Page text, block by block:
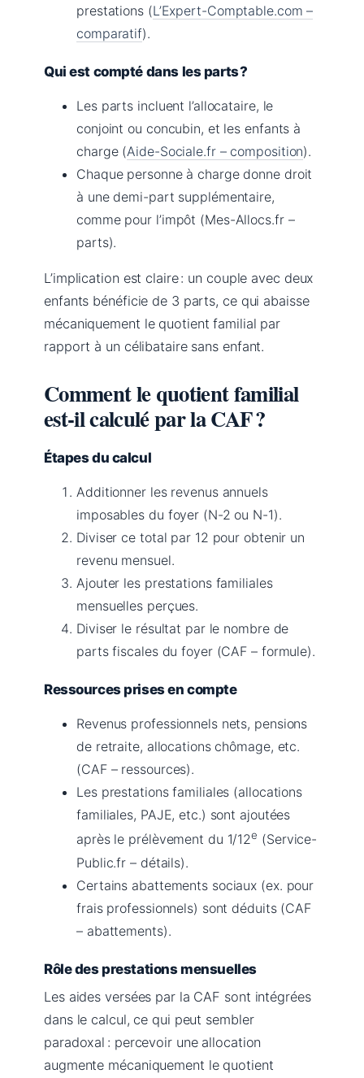
prestations (L’Expert-Comptable.com –
comparatif).
Qui est compté dans les parts ?
Les parts incluent l’allocataire, le
conjoint ou concubin, et les enfants à
charge (Aide-Sociale.fr – composition).
Chaque personne à charge donne droit
à une demi-part supplémentaire,
comme pour l’impôt (Mes-Allocs.fr –
parts).
L’implication est claire : un couple avec deux
enfants bénéficie de 3 parts, ce qui abaisse
mécaniquement le quotient familial par
rapport à un célibataire sans enfant.
Comment le quotient familial
est-il calculé par la CAF ?
Étapes du calcul
Additionner les revenus annuels
imposables du foyer (N-2 ou N-1).
Diviser ce total par 12 pour obtenir un
revenu mensuel.
Ajouter les prestations familiales
mensuelles perçues.
Diviser le résultat par le nombre de
parts fiscales du foyer (CAF – formule).
Ressources prises en compte
Revenus professionnels nets, pensions
de retraite, allocations chômage, etc.
(CAF – ressources).
Les prestations familiales (allocations
familiales, PAJE, etc.) sont ajoutées
après le prélèvement du 1/12e (Service-
Public.fr – détails).
Certains abattements sociaux (ex. pour
frais professionnels) sont déduits (CAF
– abattements).
Rôle des prestations mensuelles
Les aides versées par la CAF sont intégrées
dans le calcul, ce qui peut sembler
paradoxal : percevoir une allocation
augmente mécaniquement le quotient